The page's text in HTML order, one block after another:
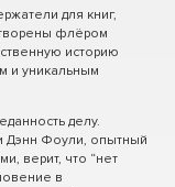
для книг,
флёром
историю
и уникальным
делу.
Дэнн Фоули, опытный
верит, что “нет
в